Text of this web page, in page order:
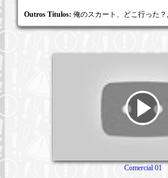
Outros Títulos: 俺のスカート、どこ行った？,
Comercial 01